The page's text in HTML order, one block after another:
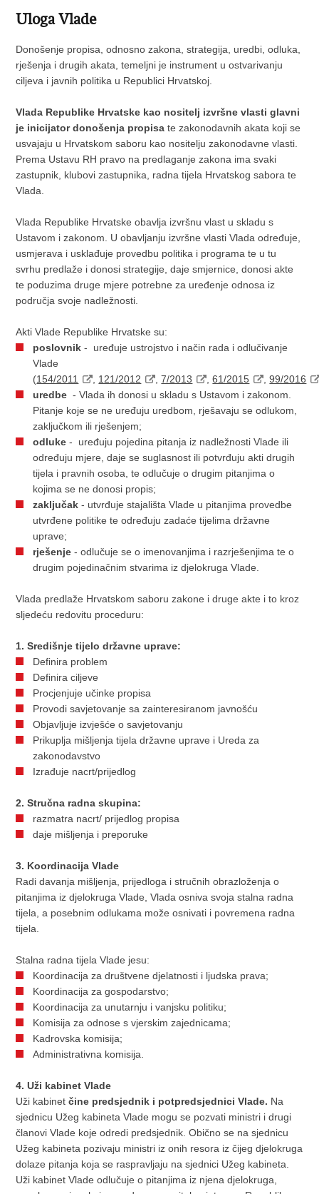
Uloga Vlade
Donošenje propisa, odnosno zakona, strategija, uredbi, odluka,
rješenja i drugih akata, temeljni je instrument u ostvarivanju
ciljeva i javnih politika u Republici Hrvatskoj.
Vlada Republike Hrvatske kao nositelj izvršne vlasti glavni
je inicijator donošenja propisate zakonodavnih akata koji se
usvajaju u Hrvatskom saboru kao nositelju zakonodavne vlasti.
Prema Ustavu RH pravo na predlaganje zakona ima svaki
zastupnik, klubovi zastupnika, radna tijela Hrvatskog sabora te
Vlada.
Vlada Republike Hrvatske obavlja izvršnu vlast u skladu s
Ustavom i zakonom. U obavljanju izvršne vlasti Vlada određuje,
usmjerava i usklađuje provedbu politika i programa te u tu
svrhu predlaže i donosi strategije, daje smjernice, donosi akte
te poduzima druge mjere potrebne za uređenje odnosa iz
područja svoje nadležnosti.
Akti Vlade Republike Hrvatske su:
poslovnik - uređuje ustrojstvo i način rada i odlučivanje
Vlade
(154/2011 121/2012 ,7/2013 ,61/2015 ,99/2016
uredbe - Vlada ih donosi u skladu s Ustavom i zakonom.
Pitanje koje se ne uređuju uredbom, rješavaju se odlukom,
zaključkom ili rješenjem;
odluke - uređuju pojedina pitanja iz nadležnosti Vlade ili
određuju mjere, daje se suglasnost ili potvrđuju akti drugih
tijela i pravnih osoba, te odlučuje o drugim pitanjima o
kojima se ne donosi propis;
zaključak - utvrđuje stajališta Vlade u pitanjima provedbe
utvrđene politike te određuju zadaće tijelima državne
uprave;
rješenje - odlučuje se o imenovanjima i razrješenjima te o
drugim pojedinačnim stvarima iz djelokruga Vlade.
Vlada predlaže Hrvatskom saboru zakone i druge akte i to kroz
sljedeću redovitu proceduru:
1. Središnje tijelo državne uprave:
Definira problem
Definira ciljeve
Procjenjuje učinke propisa
Provodi savjetovanje sa zainteresiranom javnošću
Objavljuje izvješće o savjetovanju
Prikuplja mišljenja tijela državne uprave i Ureda za
zakonodavstvo
Izrađuje nacrt/prijedlog
2. Stručna radna skupina:
razmatra nacrt/ prijedlog propisa
daje mišljenja i preporuke
3. Koordinacija Vlade
Radi davanja mišljenja, prijedloga i stručnih obrazloženja o
pitanjima iz djelokruga Vlade, Vlada osniva svoja stalna radna
tijela, a posebnim odlukama može osnivati i povremena radna
tijela.
Stalna radna tijela Vlade jesu:
Koordinacija za društvene djelatnosti i ljudska prava;
Koordinacija za gospodarstvo;
Koordinacija za unutarnju i vanjsku politiku;
Komisija za odnose s vjerskim zajednicama;
Kadrovska komisija;
Administrativna komisija.
4. Uži kabinet Vlade
Uži kabinetčine predsjednik i potpredsjednici Vlade. Na
sjednicu Užeg kabineta Vlade mogu se pozvati ministri i drugi
članovi Vlade koje odredi predsjednik. Obično se na sjednicu
Užeg kabineta pozivaju ministri iz onih resora iz čijeg djelokruga
dolaze pitanja koja se raspravljaju na sjednici Užeg kabineta.
Uži kabinet Vlade odlučuje o pitanjima iz njena djelokruga,